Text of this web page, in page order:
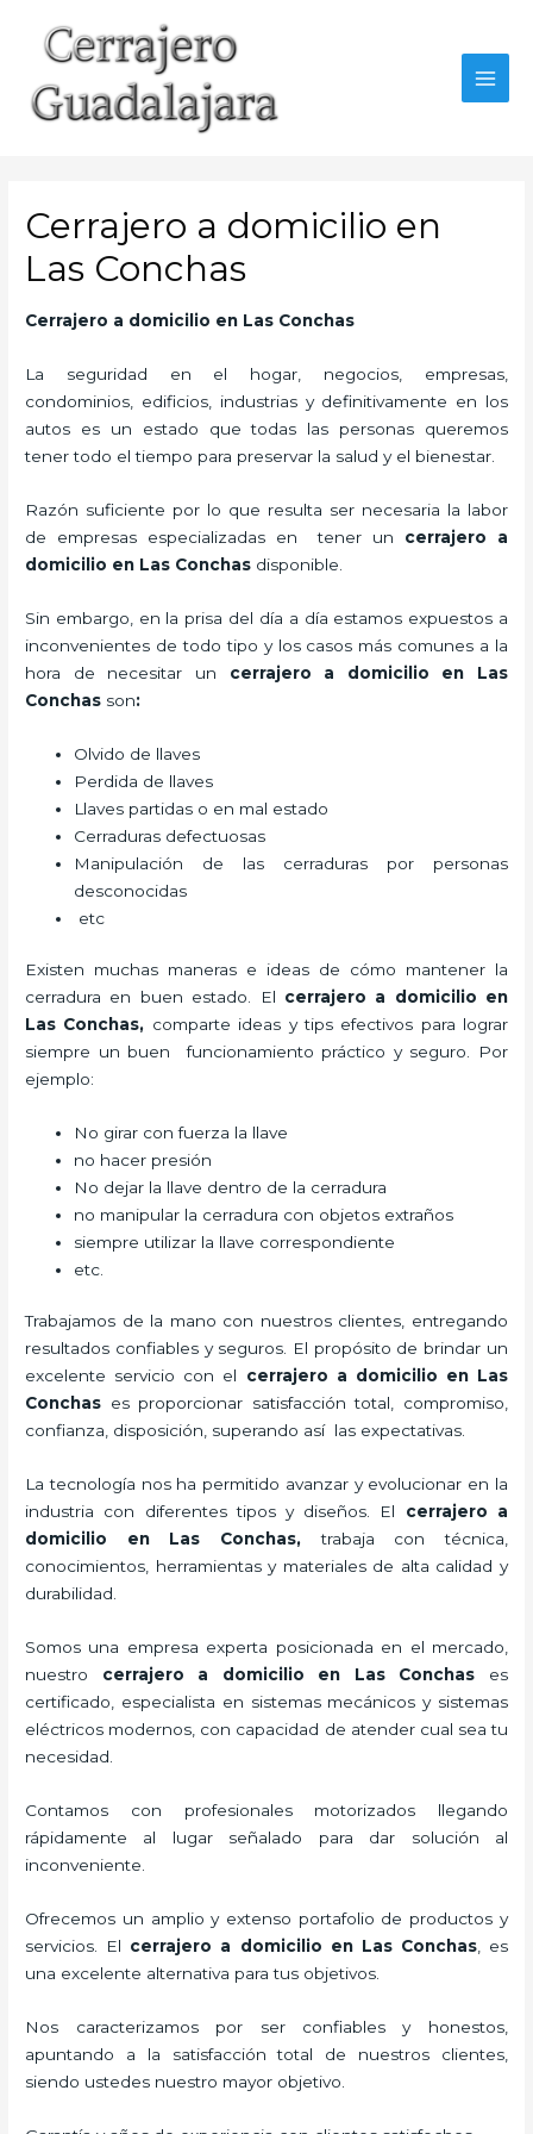
contenido
Cerrajero a domicilio en
Las Conchas
Cerrajero a domicilio en Las Conchas
La seguridad en el hogar, negocios, empresas,
condominios, edificios, industrias y definitivamente en los
autos es un estado que todas las personas queremos
tener todo el tiempo para preservar la salud y el bienestar.
Razón suficiente por lo que resulta ser necesaria la labor
de empresas especializadas en tener un cerrajero a
domicilio en Las Conchas disponible.
Sin embargo, en la prisa del día a día estamos expuestos a
inconvenientes de todo tipo y los casos más comunes a la
hora de necesitar un cerrajero a domicilio en Las
Conchas son:
Olvido de llaves
Perdida de llaves
Llaves partidas o en mal estado
Cerraduras defectuosas
Manipulación de las cerraduras por personas
desconocidas
etc
Existen muchas maneras e ideas de cómo mantener la
cerradura en buen estado. El cerrajero a domicilio en
Las Conchas, comparte ideas y tips efectivos para lograr
siempre un buen funcionamiento práctico y seguro. Por
ejemplo:
No girar con fuerza la llave
no hacer presión
No dejar la llave dentro de la cerradura
no manipular la cerradura con objetos extraños
siempre utilizar la llave correspondiente
etc.
Trabajamos de la mano con nuestros clientes, entregando
resultados confiables y seguros. El propósito de brindar un
excelente servicio con el cerrajero a domicilio en Las
Conchas es proporcionar satisfacción total, compromiso,
confianza, disposición, superando así las expectativas.
La tecnología nos ha permitido avanzar y evolucionar en la
industria con diferentes tipos y diseños. El cerrajero a
domicilio en Las Conchas,trabaja con técnica,
conocimientos, herramientas y materiales de alta calidad y
durabilidad.
Somos una empresa experta posicionada en el mercado,
nuestro cerrajero a domicilio en Las Conchas es
certificado, especialista en sistemas mecánicos y sistemas
eléctricos modernos, con capacidad de atender cual sea tu
necesidad.
Contamos con profesionales motorizados llegando
rápidamente al lugar señalado para dar solución al
inconveniente.
Ofrecemos un amplio y extenso portafolio de productos y
servicios. El cerrajero a domicilio en Las Conchas, es
una excelente alternativa para tus objetivos.
Nos caracterizamos por ser confiables y honestos,
apuntando a la satisfacción total de nuestros clientes,
siendo ustedes nuestro mayor objetivo.